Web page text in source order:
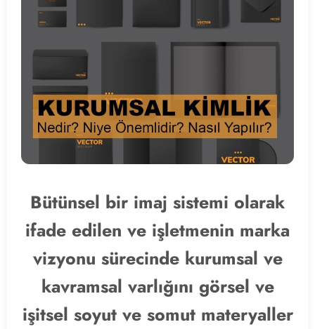
Bütünsel bir imaj sistemi olarak
ifade edilen ve işletmenin marka
vizyonu sürecinde kurumsal ve
kavramsal varlığını görsel ve
işitsel soyut ve somut materyaller